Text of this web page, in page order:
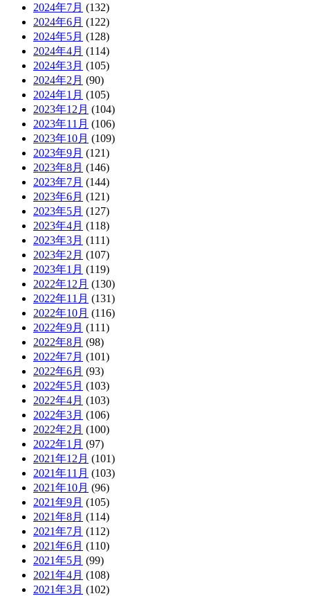
2024年7月 (132)
2024年6月 (122)
2024年5月 (128)
2024年4月 (114)
2024年3月 (105)
2024年2月 (90)
2024年1月 (105)
2023年12月 (104)
2023年11月 (106)
2023年10月 (109)
2023年9月 (121)
2023年8月 (146)
2023年7月 (144)
2023年6月 (121)
2023年5月 (127)
2023年4月 (118)
2023年3月 (111)
2023年2月 (107)
2023年1月 (119)
2022年12月 (130)
2022年11月 (131)
2022年10月 (116)
2022年9月 (111)
2022年8月 (98)
2022年7月 (101)
2022年6月 (93)
2022年5月 (103)
2022年4月 (103)
2022年3月 (106)
2022年2月 (100)
2022年1月 (97)
2021年12月 (101)
2021年11月 (103)
2021年10月 (96)
2021年9月 (105)
2021年8月 (114)
2021年7月 (112)
2021年6月 (110)
2021年5月 (99)
2021年4月 (108)
2021年3月 (102)